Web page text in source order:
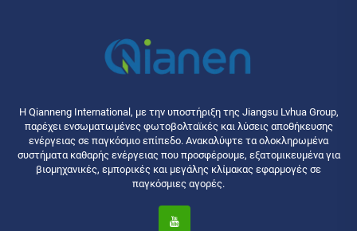
Η Qianneng International, με την υποστήριξη της Jiangsu Lvhua Group,
παρέχει ενσωματωμένες φωτοβολταϊκές και λύσεις αποθήκευσης
ενέργειας σε παγκόσμιο επίπεδο. Ανακαλύψτε τα ολοκληρωμένα
συστήματα καθαρής ενέργειας που προσφέρουμε, εξατομικευμένα για
βιομηχανικές, εμπορικές και μεγάλης κλίμακας εφαρμογές σε
παγκόσμιες αγορές.